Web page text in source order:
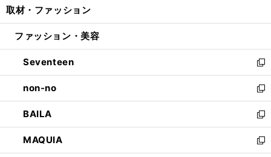
開
ウ
開
く
ン
ウ
で
開
く
ウ
ン
ド
ウ
で
開
く
取材・ファッション
ファッション・美容
Seventeen
新
し
い
ウ
ィ
ン
ド
ウ
non-no
新
し
い
ウ
ィ
ン
BAILA
新
し
い
ウ
MAQUIA
新